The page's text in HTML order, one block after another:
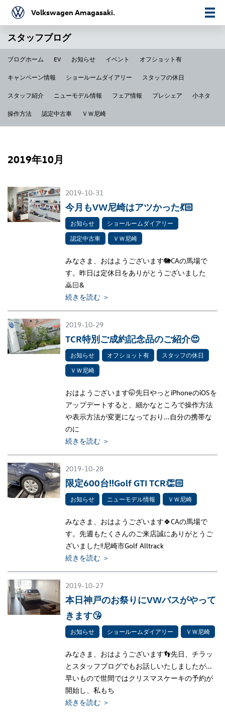
Volkswagen Amagasaki.
スタッフブログ
ブログホーム EV お知らせ イベント オフショット有
キャンペーン情報 ショールームダイアリー スタッフの休日
スタッフ紹介 ニューモデル情報 フェア情報 プレシェア 小ネタ
操作方法 認定中古車 ＶＷ尼崎
2019年10月
2019-10-31
今月もVW尼崎はアツかった💃🏻
お知らせ
ショールームダイアリー
認定中古車
ＶＷ尼崎
みなさま、おはようございます🐘CAの馬場で
す。昨日は定休日をありがとうございました
🙇🏻‍&
続きを読む ＞
2019-10-29
TCR特別ご成約記念品のご紹介😍
お知らせ オフショット有
スタッフの休日
ＶＷ尼崎
おはようございます🤭先日やっとiPhoneのiOSを
アップデートすると、細かなところで操作方法
や表示方法が変更になっており...自分の携帯な
のに
続きを読む ＞
2019-10-28
限定600台‼Golf GTI TCR👏🏻
お知らせ ニューモデル情報 ＶＷ尼崎
みなさま、おはようございます🍀CAの馬場で
す。先週もたくさんのご来店誠にありがとうご
ざいました‼尼崎市Golf Alltrack
続きを読む ＞
2019-10-27
本日神戸のお祭りにVWバスがやって
きます😘
お知らせ ショールームダイアリー ＶＷ尼崎
みなさま、おはようございます👣先日、チラッ
とスタッフブログでもお話しいたしましたが...
早いもので世間ではクリスマスケーキの予約が
開始し、私もち
続きを読む ＞